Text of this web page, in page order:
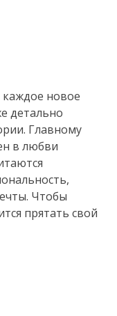
каждое новое
детально
Главному
в любви
Чтобы
прятать свой